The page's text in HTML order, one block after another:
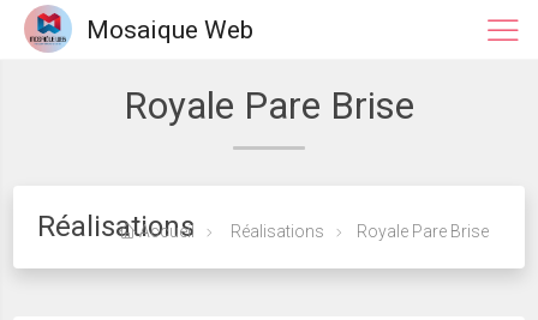
Mosaique Web
Royale Pare Brise
Réalisations
Accueil Réalisations Royale Pare Brise